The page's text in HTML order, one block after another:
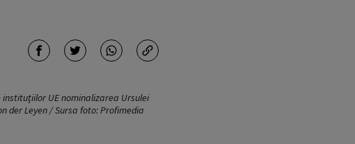
UE nominalizarea Ursulei
der Leyen / Sursa foto: Profimedia